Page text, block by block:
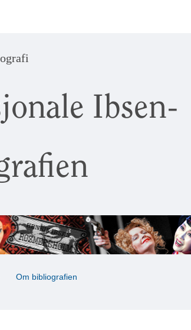
Ibsen-
Om bibliografien